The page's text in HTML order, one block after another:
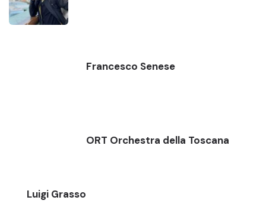
Francesco Senese
ORT Orchestra della Toscana
Luigi Grasso